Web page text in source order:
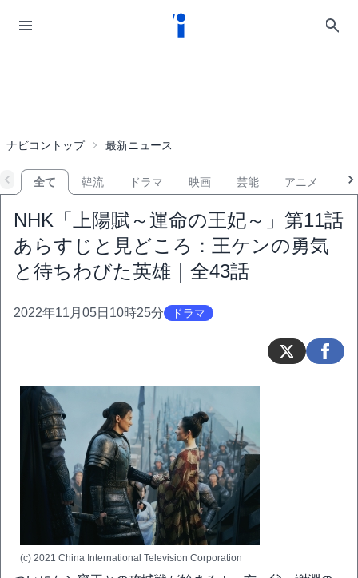
ナビコントップ 最新ニュース
全て 韓流 ドラマ 映画 芸能 アニメ
NHK「上陽賦～運命の王妃～」第11話
あらすじと見どころ：王ケンの勇気
と待ちわびた英雄｜全43話
2022年11月05日10時25分 ドラマ
(c) 2021 China International Television Corporation